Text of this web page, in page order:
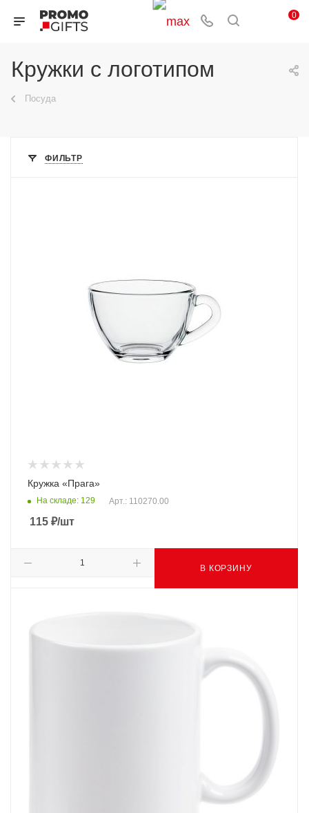
0
Кружки с логотипом
Посуда
ФИЛЬТР
Кружка «Прага»
На складе: 129 Арт.: 110270.00
115 ₽/шт
В КОРЗИНУ